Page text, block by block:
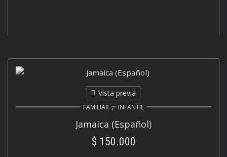
Vista previa
FAMILIAR , INFANTIL
Jamaica (Español)
$ 150.000